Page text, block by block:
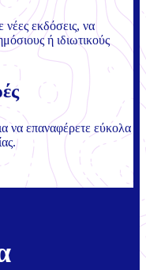
εκδόσεις, να
ή ιδιωτικούς
να επαναφέρετε εύκολα